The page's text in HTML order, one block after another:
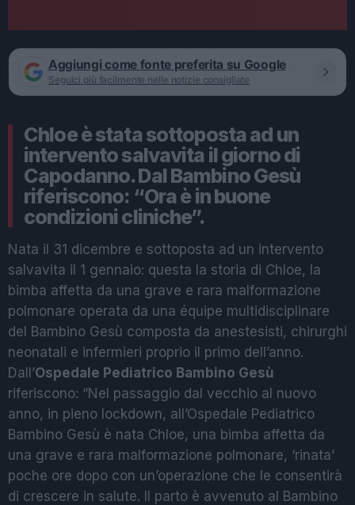
Aggiungi come fonte preferita su Google
Seguici più facilmente nelle notizie consigliate
Chloe è stata sottoposta ad un
intervento salvavita il giorno di
Capodanno. Dal Bambino Gesù
riferiscono: “Ora è in buone
condizioni cliniche”.
Nata il 31 dicembre e sottoposta ad un intervento
salvavita il 1 gennaio: questa la storia di Chloe, la
bimba affetta da una grave e rara malformazione
polmonare operata da una équipe multidisciplinare
del Bambino Gesù composta da anestesisti, chirurghi
neonatali e infermieri proprio il primo dell’anno.
Dall’Ospedale Pediatrico Bambino Gesù
riferiscono: “Nel passaggio dal vecchio al nuovo
anno, in pieno lockdown, all’Ospedale Pediatrico
Bambino Gesù è nata Chloe, una bimba affetta da
una grave e rara malformazione polmonare, ‘rinata’
poche ore dopo con un’operazione che le consentirà
di crescere in salute. Il parto è avvenuto al Bambino